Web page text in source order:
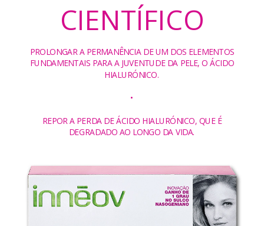
CIENTÍFICO
PROLONGAR A PERMANÊNCIA DE UM DOS ELEMENTOS
FUNDAMENTAIS PARA A JUVENTUDE DA PELE, O ÁCIDO
HIALURÓNICO.
•
REPOR A PERDA DE ÁCIDO HIALURÓNICO, QUE É
DEGRADADO AO LONGO DA VIDA.